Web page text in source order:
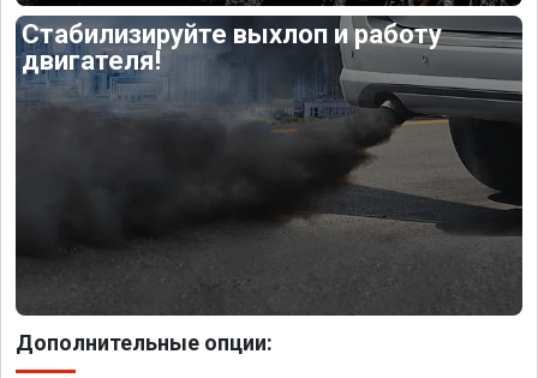
Стабилизируйте выхлоп и работу
двигателя!
Дополнительные опции: